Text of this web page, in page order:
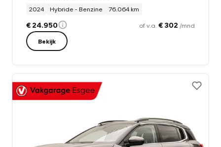
2024
Hybride - Benzine 76.064 km
€ 24.950 of v.a. € 302 /mnd
Bekijk